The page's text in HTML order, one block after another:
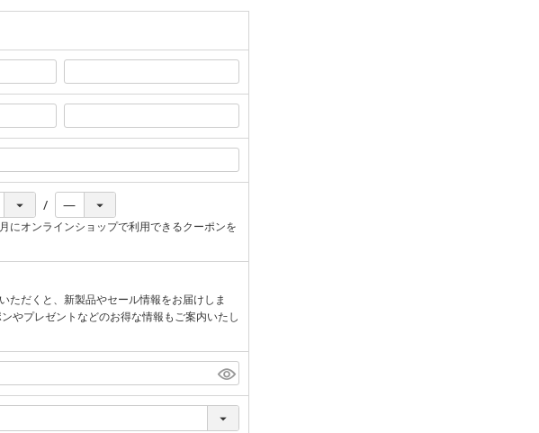
にオンラインショップで利用できるクーポンを
ただくと、新製品やセール情報をお届けしま
やプレゼントなどのお得な情報もご案内いたし